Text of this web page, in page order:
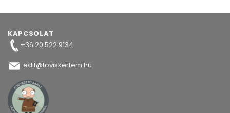
KAPCSOLAT
+36 20 522 9134
edit@toviskertem.hu